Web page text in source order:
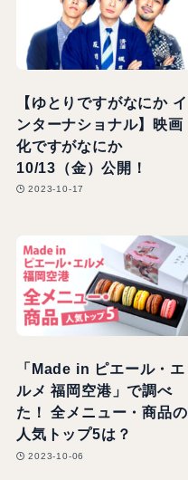
【ゆとりですがなにか イ
ンターナショナル】映画
化ですがなにか
10/13（金）公開！
2023-10-17
「Made in ピエール・エ
ルメ 福岡空港」で調べ
た！ 全メニュー・商品の
人気トップ5は？
2023-10-06